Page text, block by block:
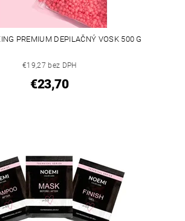
PREMIUM DEPILAČNÝ VOSK 500 G
€19,27 bez DPH
€23,70